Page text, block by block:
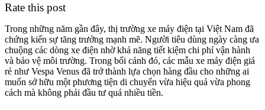
Rate this post
Trong những năm gần đây, thị trường xe máy điện tại Việt Nam đã
chứng kiến sự tăng trưởng mạnh mẽ. Người tiêu dùng ngày càng ưa
chuộng các dòng xe điện nhờ khả năng tiết kiệm chi phí vận hành
và bảo vệ môi trường. Trong bối cảnh đó, các mẫu xe máy điện giá
rẻ như Vespa Venus đã trở thành lựa chọn hàng đầu cho những ai
muốn sở hữu một phương tiện di chuyển vừa hiệu quả vừa phong
cách mà không phải đầu tư quá nhiều tiền.